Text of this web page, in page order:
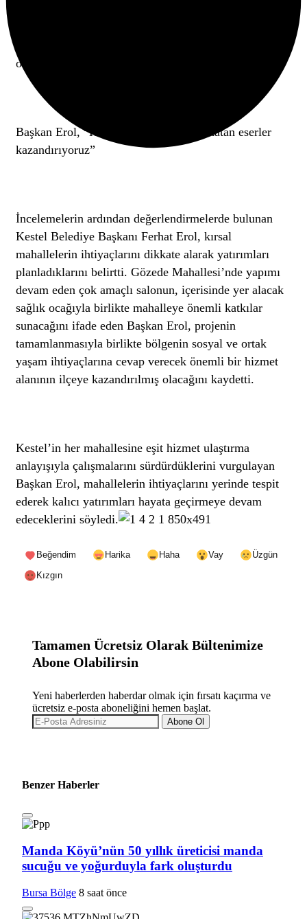
olacak.
Başkan Erol, “Her mahallemize değer katan eserler
kazandırıyoruz”
İncelemelerin ardından değerlendirmelerde bulunan
Kestel Belediye Başkanı Ferhat Erol, kırsal
mahallelerin ihtiyaçlarını dikkate alarak yatırımları
planladıklarını belirtti. Gözede Mahallesi’nde yapımı
devam eden çok amaçlı salonun, içerisinde yer alacak
sağlık ocağıyla birlikte mahalleye önemli katkılar
sunacağını ifade eden Başkan Erol, projenin
tamamlanmasıyla birlikte bölgenin sosyal ve ortak
yaşam ihtiyaçlarına cevap verecek önemli bir hizmet
alanının ilçeye kazandırılmış olacağını kaydetti.
Kestel’in her mahallesine eşit hizmet ulaştırma
anlayışıyla çalışmalarını sürdürdüklerini vurgulayan
Başkan Erol, mahallelerin ihtiyaçlarını yerinde tespit
ederek kalıcı yatırımları hayata geçirmeye devam
edeceklerini söyledi.
Beğendim Harika Haha Vay
Üzgün
Kızgın
Tamamen Ücretsiz Olarak Bültenimize
Abone Olabilirsin
Yeni haberlerden haberdar olmak için fırsatı kaçırma ve
ücretsiz e-posta aboneliğini hemen başlat.
Abone Ol
Benzer Haberler
Manda Köyü’nün 50 yıllık üreticisi manda
sucuğu ve yoğurduyla fark oluşturdu
Bursa Bölge 8 saat önce